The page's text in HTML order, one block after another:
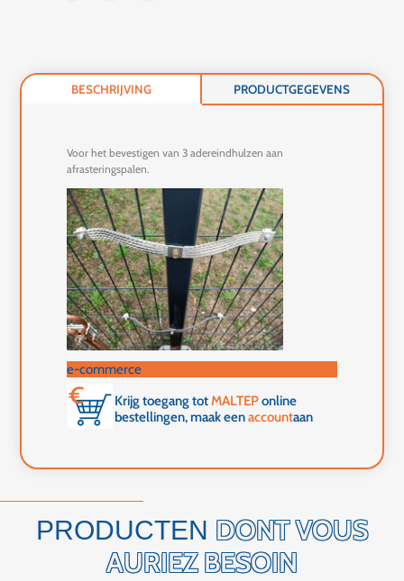
BESCHRIJVING PRODUCTGEGEVENS
Voor het bevestigen van 3 adereindhulzen aan
afrasteringspalen.
e-commerce
Krijg toegang totMALTEPonline
bestellingen, maak eenaccountaan
PRODUCTEN DONT VOUS
AURIEZ BESOIN